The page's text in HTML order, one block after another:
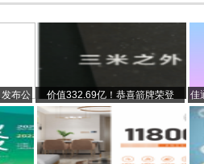
布公
价值332.69亿！恭喜箭牌荣登
2023“中国500最具价值品牌”
佳